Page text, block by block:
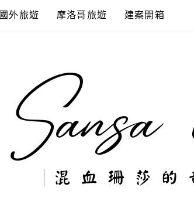
國外旅遊 摩洛哥旅遊 建案開箱